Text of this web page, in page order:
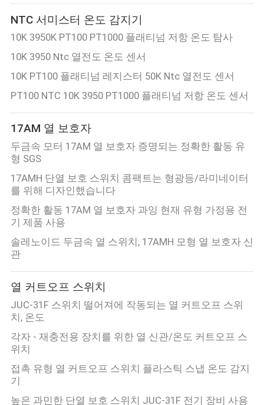
이
트
맵
PRIVACY
POLICY
NTC 서미스터 온도 감지기
10K 3950K PT100 PT1000 플래티넘 저항 온도 탐사
10K 3950 Ntc 열전도 온도 센서
10K PT100 플래티넘 레지스터 50K Ntc 열전도 센서
PT100 NTC 10K 3950 PT1000 플래티넘 저항 온도 센서
17AM 열 보호자
두금속 모터 17AM 열 보호자 증명되는 정확한 활동 유
형 SGS
17AMH 단열 보호 스위치 콤팩트는 형광등/라미네이터
를 위해 디자인했습니다
정확한 활동 17AM 열 보호자 과잉 현재 유형 가정용 전
기 제품 사용
솔레노이드 두금속 열 스위치, 17AMH 모형 열 보호자 신
관
열 커트오프 스위치
JUC-31F 스위치 떨어져에 작동되는 열 커트오프 스위
치, 온도
각자 - 재충전용 장치를 위한 열 신관/온도 커트오프 스
위치
접촉 유형 열 커트오프 스위치 플라스틱 스냅 온도 감지
기
높은 과민한 단열 보호 스위치 JUC-31F 전기 장비 사용